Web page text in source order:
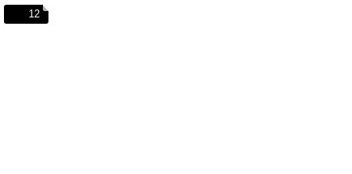
12